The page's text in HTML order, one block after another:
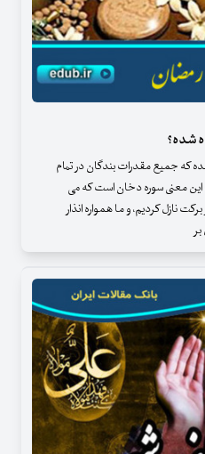
شده؟
که جمیع مقدرات بندگان در تمام
معنی سوره دخان است که می
نازل کردیم، و ما همواره انذار